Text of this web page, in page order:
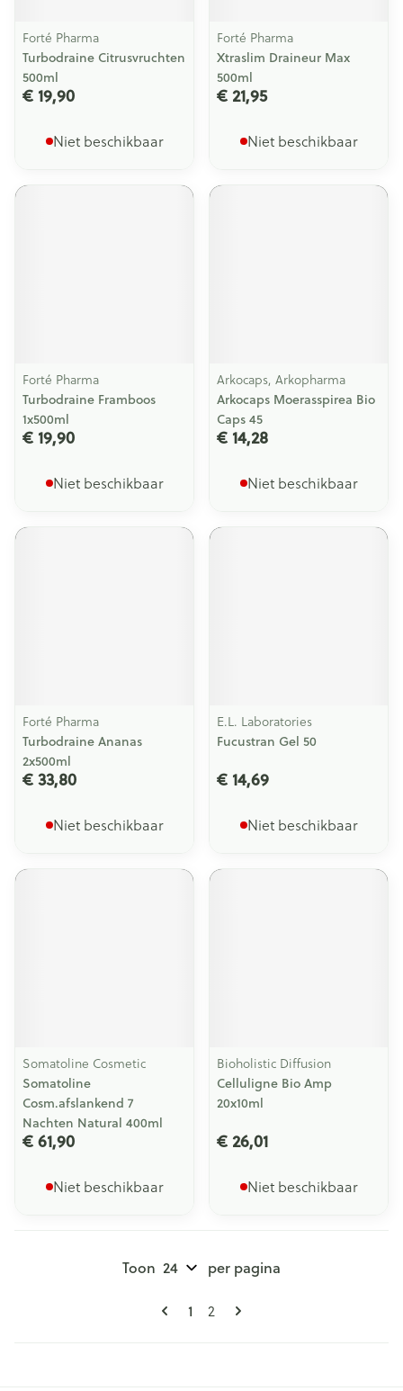
Forté Pharma
Turbodraine Citrusvruchten
500ml
€ 19,90
Niet beschikbaar
Forté Pharma
Xtraslim Draineur Max
500ml
€ 21,95
Niet beschikbaar
Forté Pharma
Turbodraine Framboos
1x500ml
€ 19,90
Niet beschikbaar
Arkocaps, Arkopharma
Arkocaps Moerasspirea Bio
Caps 45
€ 14,28
Niet beschikbaar
Forté Pharma
Turbodraine Ananas
2x500ml
€ 33,80
Niet beschikbaar
E.L. Laboratories
Fucustran Gel 50
€ 14,69
Niet beschikbaar
Somatoline Cosmetic
Somatoline
Cosm.afslankend 7
Nachten Natural 400ml
€ 61,90
Niet beschikbaar
Bioholistic Diffusion
Celluligne Bio Amp
20x10ml
€ 26,01
Niet beschikbaar
Pagina's
U lees momenteel pagina
1 Pagina
2
Toon per pagina